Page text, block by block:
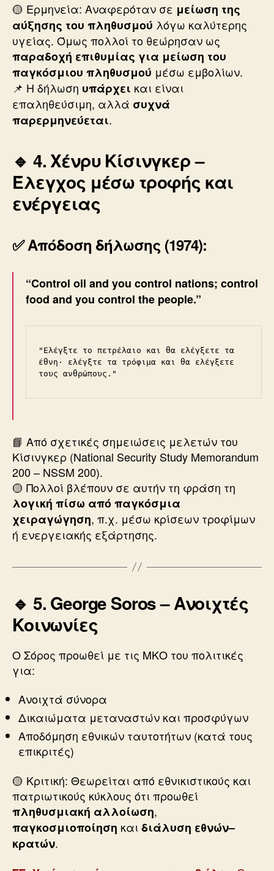
🟡 Ερμηνεία: Αναφερόταν σε μείωση της
αύξησης του πληθυσμού λόγω καλύτερης
υγείας. Όμως πολλοί το θεώρησαν ως
παραδοχή επιθυμίας για μείωση του
παγκόσμιου πληθυσμού μέσω εμβολίων.
📌 Η δήλωση υπάρχει και είναι
επαληθεύσιμη, αλλά συχνά
παρερμηνεύεται.
🔹 4. Χένρυ Κίσινγκερ –
Έλεγχος μέσω τροφής και
ενέργειας
✅ Απόδοση δήλωσης (1974):
“Control oil and you control nations; control
food and you control the people.”
"Ελέγξτε το πετρέλαιο και θα ελέγξετε τα
έθνη· ελέγξτε τα τρόφιμα και θα ελέγξετε
τους ανθρώπους."
📘 Από σχετικές σημειώσεις μελετών του
Κίσινγκερ (National Security Study Memorandum
200 – NSSM 200).
🟡 Πολλοί βλέπουν σε αυτήν τη φράση τη
λογική πίσω από παγκόσμια
χειραγώγηση, π.χ. μέσω κρίσεων τροφίμων
ή ενεργειακής εξάρτησης.
🔹 5. George Soros – Ανοιχτές
Κοινωνίες
Ο Σόρος προωθεί με τις ΜΚΟ του πολιτικές
για:
Ανοιχτά σύνορα
Δικαιώματα μεταναστών και προσφύγων
Αποδόμηση εθνικών ταυτοτήτων (κατά τους
επικριτές)
🟡 Κριτική: Θεωρείται από εθνικιστικούς και
πατριωτικούς κύκλους ότι προωθεί
πληθυσμιακή αλλοίωση,
παγκοσμιοποίηση καιδιάλυση εθνών–
κρατών.